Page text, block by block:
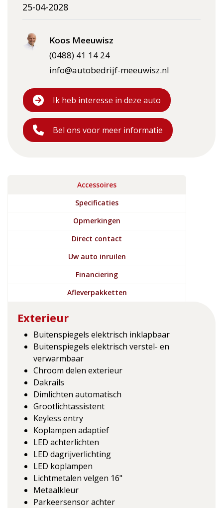
25-04-2028
Koos Meeuwisz
(0488) 41 14 24
info@autobedrijf-meeuwisz.nl
Ik heb interesse in deze auto
Bel ons voor meer informatie
Accessoires
Specificaties
Opmerkingen
Direct contact
Uw auto inruilen
Financiering
Afleverpakketten
Exterieur
Buitenspiegels elektrisch inklapbaar
Buitenspiegels elektrisch verstel- en
verwarmbaar
Chroom delen exterieur
Dakrails
Dimlichten automatisch
Grootlichtassistent
Keyless entry
Koplampen adaptief
LED achterlichten
LED dagrijverlichting
LED koplampen
Lichtmetalen velgen 16"
Metaalkleur
Parkeersensor achter